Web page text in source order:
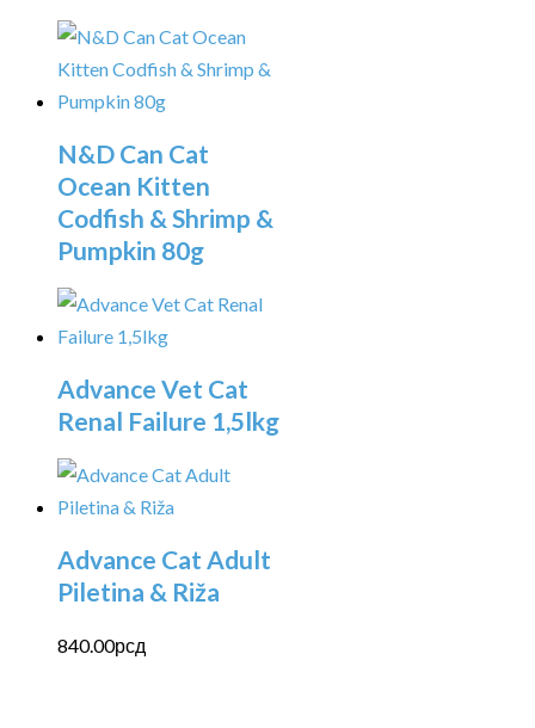
N&D Can Cat
Ocean Kitten
Codfish & Shrimp &
Pumpkin 80g
Advance Vet Cat
Renal Failure 1,5lkg
Advance Cat Adult
Piletina & Riža
840.00рсд